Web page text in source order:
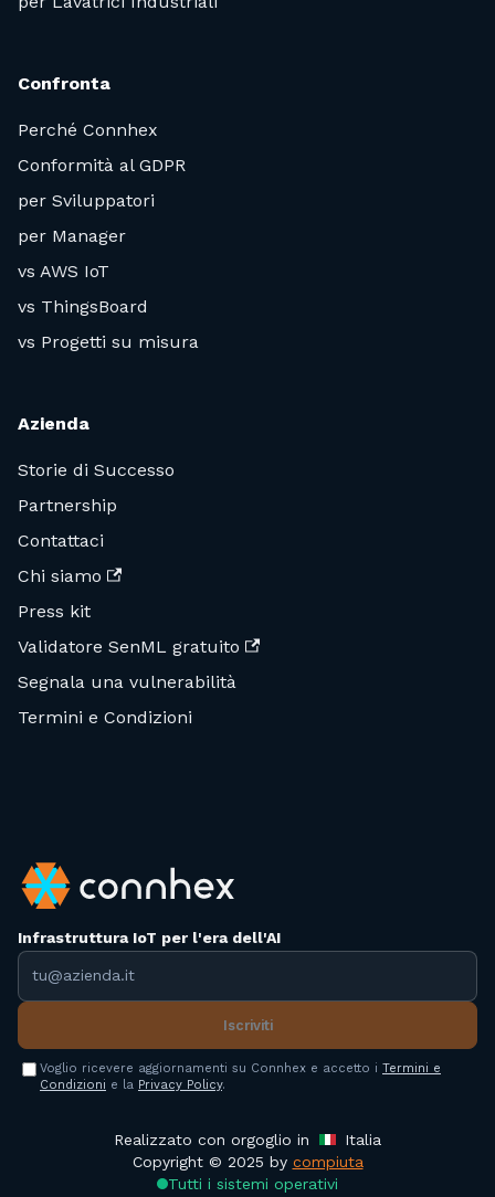
Confronta
Perché Connhex
Conformità al GDPR
per Sviluppatori
per Manager
vs AWS IoT
vs ThingsBoard
vs Progetti su misura
Azienda
Storie di Successo
Partnership
Contattaci
Chi siamo
Press kit
Validatore SenML gratuito
Segnala una vulnerabilità
Termini e Condizioni
Infrastruttura IoT per l'era dell'AI
Indirizzo email
Iscriviti
Voglio ricevere aggiornamenti su Connhex e accetto i Termini e
Condizioni e la Privacy Policy.
Realizzato con orgoglio in
Italia
Copyright © 2025 by compiuta
Tutti i sistemi operativi